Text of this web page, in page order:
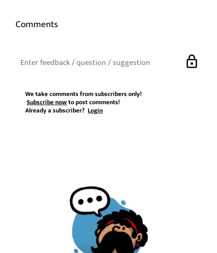
Comments
lock
We take comments from subscribers only!
Subscribe nowto post comments!
Already a subscriber?Login